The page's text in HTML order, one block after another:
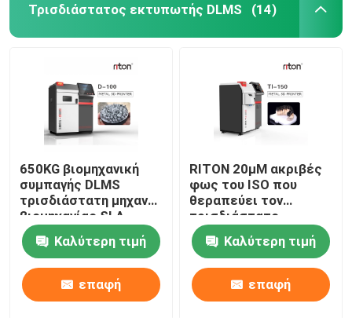
Τρισδιάστατος εκτυπωτής DLMS (14)
650KG βιομηχανική
συμπαγής DLMS
τρισδιάστατη μηχανή
βιομηχανίας SLA
εκτυπωτών οδοντική
Καλύτερη τιμή
επαφή
RITON 20μM ακριβές
φως του ISO που
θεραπεύει τον
τρισδιάστατο
εκτυπωτή ένα
εκτύπωση
οδοντοστοιχιών
στάσεων
Καλύτερη τιμή
επαφή